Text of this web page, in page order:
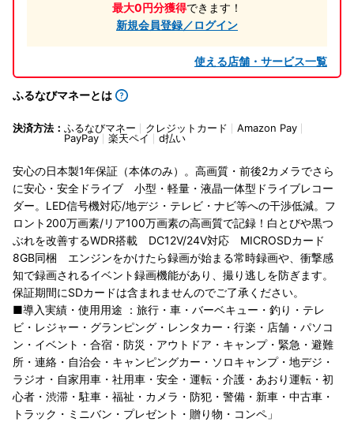
最大0円分獲得できます！
新規会員登録／ログイン
使える店舗・サービス一覧
ふるなびマネーとは
決済方法： ふるなびマネー クレジットカード
Amazon Pay
PayPay
楽天ペイ d払い
安心の日本製1年保証（本体のみ）。高画質・前後2カメラでさら
に安心・安全ドライブ 小型・軽量・液晶一体型ドライブレコー
ダー。LED信号機対応/地デジ・テレビ・ナビ等への干渉低減。フ
ロント200万画素/リア100万画素の高画質で記録！白とびや黒つ
ぶれを改善するWDR搭載 DC12V/24V対応 MICROSDカード
8GB同梱 エンジンをかけたら録画が始まる常時録画や、衝撃感
知で録画されるイベント録画機能があり、撮り逃しを防ぎます。
保証期間にSDカードは含まれませんのでご了承ください。
■導入実績・使用用途 ：旅行・車・バーベキュー・釣り・テレ
ビ・レジャー・グランピング・レンタカー・行楽・店舗・パソコ
ン・イベント・合宿・防災・アウトドア・キャンプ・緊急・避難
所・連絡・自治会・キャンピングカー・ソロキャンプ・地デジ・
ラジオ・自家用車・社用車・安全・運転・介護・あおり運転・初
心者・渋滞・駐車・福祉・カメラ・防犯・警備・新車・中古車・
トラック・ミニバン・プレゼント・贈り物・コンペ」